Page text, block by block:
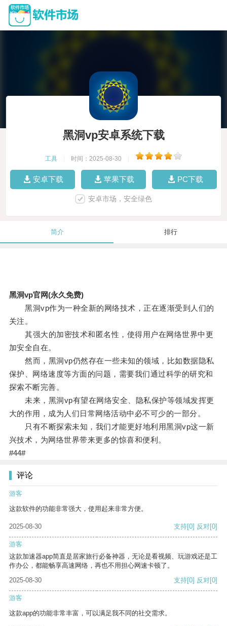
黑洞vp安卓系统下载
工具 时间：2025-08-30
安卓下载 苹果下载 PC下载
安卓市场，安全绿色
简介 排行
黑洞vp官网(永久免费)
黑洞vp作为一种全新的网络技术，正在逐渐受到人们的
关注。
其强大的加密技术和匿名性，使得用户在网络世界中更
加安全自在。
然而，黑洞vp仍然存在一些未知的领域，比如数据隐私
保护、网络速度等方面的问题，需要我们通过科学的研究和
探索不断完善。
未来，黑洞vp有望在网络安全、隐私保护等领域发挥更
大的作用，成为人们日常网络活动中必不可少的一部分。
只有不断探索未知，我们才能更好地利用黑洞vp这一新
兴技术，为网络世界带来更多的惊喜和便利。
#44#
评论
游客
这款软件的功能非常强大，使用起来非常方便。
2025-08-30 支持[0] 反对[0]
游客
这款加速器app简直是居家旅行必备神器，无论是看视频、玩游戏还是工
作办公，都能畅享高速网络，再也不用担心网速卡顿了。
2025-08-30
支持[0] 反对[0]
游客
这款app的功能非常丰富，可以满足我不同的社交需求。